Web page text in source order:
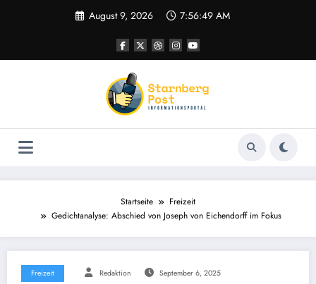
August 9, 2026 7:56:50 AM
Startseite
Freizeit
Gedichtanalyse: Abschied von Joseph von Eichendorff im Fokus
Freizeit Redaktion September 6, 2025